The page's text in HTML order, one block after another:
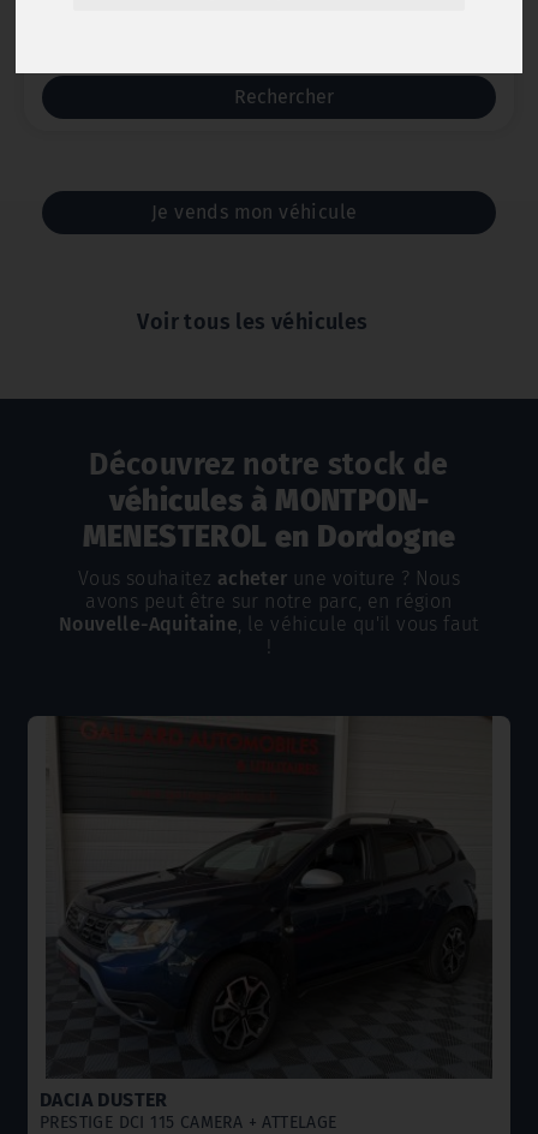
Rechercher
Je vends mon véhicule
Voir tous les véhicules
Découvrez notre stock de
véhicules à MONTPON-
MENESTEROL en Dordogne
Vous souhaitez acheter une voiture ? Nous
avons peut être sur notre parc, en région
Nouvelle-Aquitaine, le véhicule qu'il vous faut
!
DACIA DUSTER
PRESTIGE DCI 115 CAMERA + ATTELAGE